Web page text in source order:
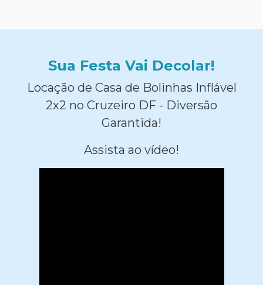
Sua Festa Vai Decolar!
Locação de Casa de Bolinhas Inflável
2x2 no Cruzeiro DF - Diversão
Garantida!
Assista ao vídeo!